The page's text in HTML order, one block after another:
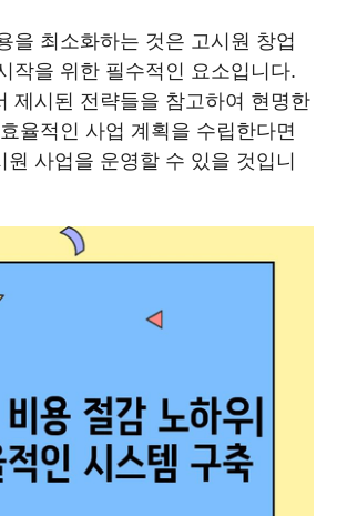
을 최소화하는 것은 고시원 창업
작을 위한 필수적인 요소입니다.
제시된 전략들을 참고하여 현명한
율적인 사업 계획을 수립한다면
원 사업을 운영할 수 있을 것입니